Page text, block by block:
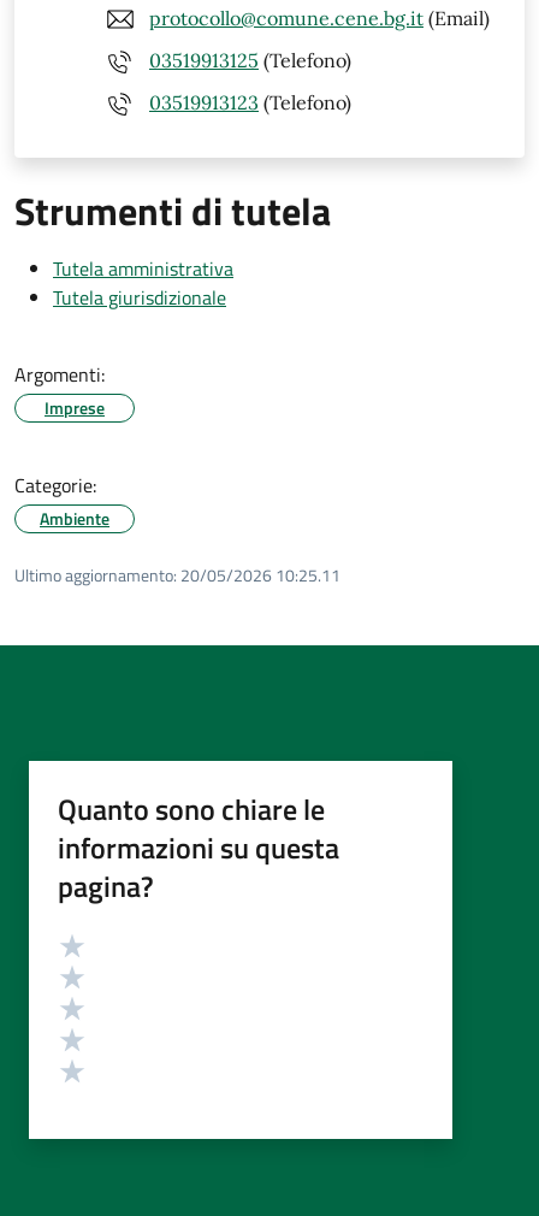
protocollo@comune.cene.bg.it (Email)
03519913125 (Telefono)
03519913123 (Telefono)
Strumenti di tutela
Tutela amministrativa
Tutela giurisdizionale
Argomenti:
Imprese
Categorie:
Ambiente
Ultimo aggiornamento: 20/05/2026 10:25.11
Quanto sono chiare le
informazioni su questa
pagina?
Valutazione